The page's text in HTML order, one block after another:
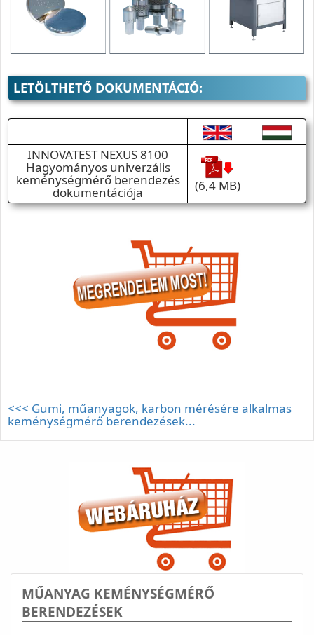
LETÖLTHETŐ DOKUMENTÁCIÓ:
INNOVATEST NEXUS 8100
Hagyományos univerzális
keménységmérő berendezés
dokumentációja (6,4 MB)
<<< Gumi, műanyagok, karbon mérésére alkalmas
keménységmérő berendezések...
MŰANYAG KEMÉNYSÉGMÉRŐ
BERENDEZÉSEK